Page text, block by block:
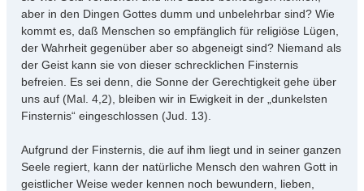
aber in den Dingen Gottes dumm und unbelehrbar sind? Wie
kommt es, daß Menschen so empfänglich für religiöse Lügen,
der Wahrheit gegenüber aber so abgeneigt sind? Niemand als
der Geist kann sie von dieser schrecklichen Finsternis
befreien. Es sei denn, die Sonne der Gerechtigkeit gehe über
uns auf (Mal. 4,2), bleiben wir in Ewigkeit in der „dunkelsten
Finsternis“ eingeschlossen (Jud. 13).
Aufgrund der Finsternis, die auf ihm liegt und in seiner ganzen
Seele regiert, kann der natürliche Mensch den wahren Gott in
geistlicher Weise weder kennen noch bewundern, lieben,